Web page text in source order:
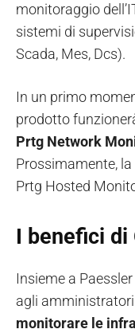
monitoraggio
sistemi di
Scada, Mes, Dcs).
In un primo
prodotto
Prtg Network
Prossimamente,
Prtg Hosted
I benefici di
Insieme a
agli
monitorare le